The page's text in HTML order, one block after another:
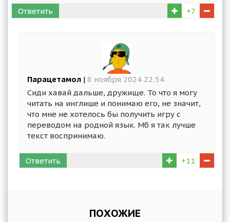
Ответить +7
Парацетамол | 8 ноября 2024 22:54
Сиди хавай дальше, дружище. То что я могу
читать на инглише и понимаю его, не значит,
что мне не хотелось бы получить игру с
переводом на родной язык. Мб я так лучше
текст воспринимаю.
Ответить +11
ПОХОЖИЕ